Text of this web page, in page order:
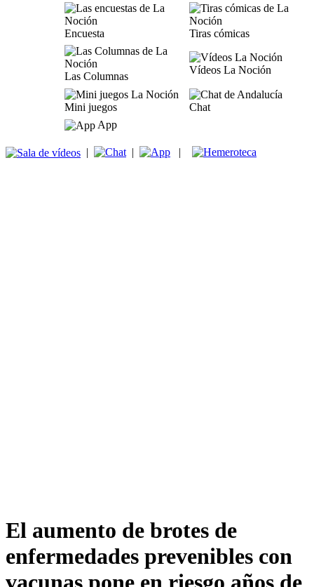
Encuesta Tiras cómicas
Las Columnas
Vídeos La Noción
Mini juegos
Chat
App
| | |
El aumento de brotes de
enfermedades prevenibles con
vacunas pone en riesgo años de